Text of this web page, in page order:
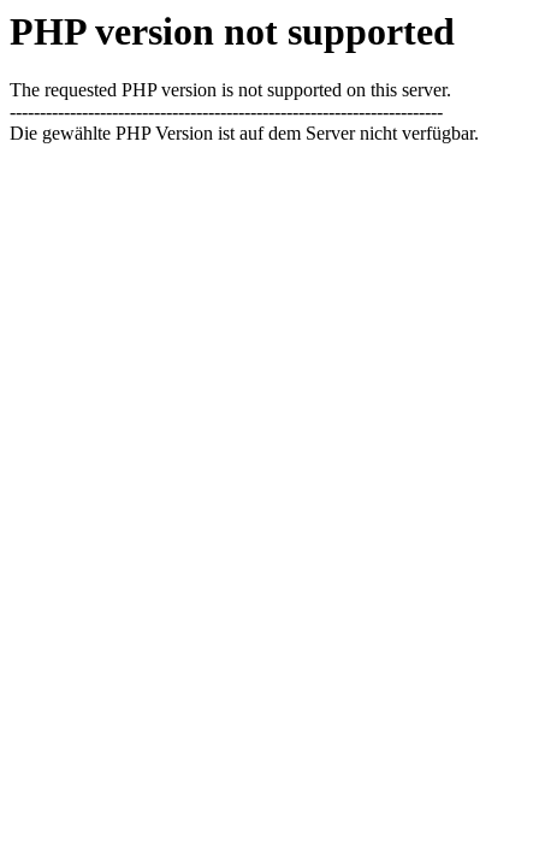
PHP version not supported
The requested PHP version is not supported on this server.
------------------------------------------------------------------------
Die gewählte PHP Version ist auf dem Server nicht verfügbar.